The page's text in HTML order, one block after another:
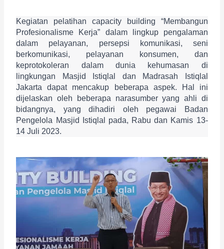
Kegiatan pelatihan capacity building “Membangun
Profesionalisme Kerja” dalam lingkup pengalaman
dalam pelayanan, persepsi komunikasi, seni
berkomunikasi, pelayanan konsumen, dan
keprotokoleran dalam dunia kehumasan di
lingkungan Masjid Istiqlal dan Madrasah Istiqlal
Jakarta dapat mencakup beberapa aspek. Hal ini
dijelaskan oleh beberapa narasumber yang ahli di
bidangnya, yang dihadiri oleh pegawai Badan
Pengelola Masjid Istiqlal pada, Rabu dan Kamis 13-
14 Juli 2023.